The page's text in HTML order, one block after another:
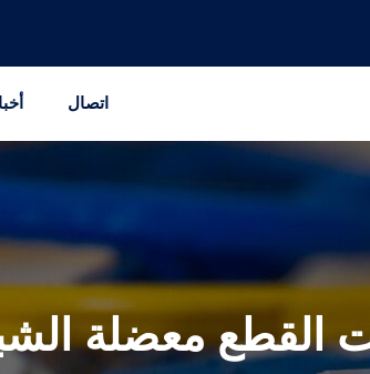
اتصال